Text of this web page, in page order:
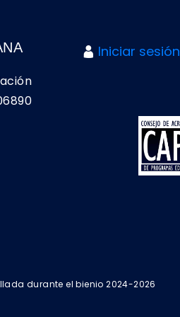
Iniciar sesión
durante el bienio 2024-2026